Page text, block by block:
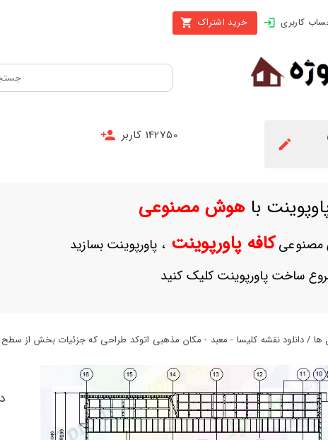
خرید اشتراک
142750 کاربر
باهوش مصنوعی
کافه پاورپوینت، پاورپوینت بسازید
ساخت پاورپوینت کلیک کنید
/ دانلود نقشه کلیسا - معبد - مکان مذهبی اتوکد طراحی که جزئیات بخش از سطح سردر